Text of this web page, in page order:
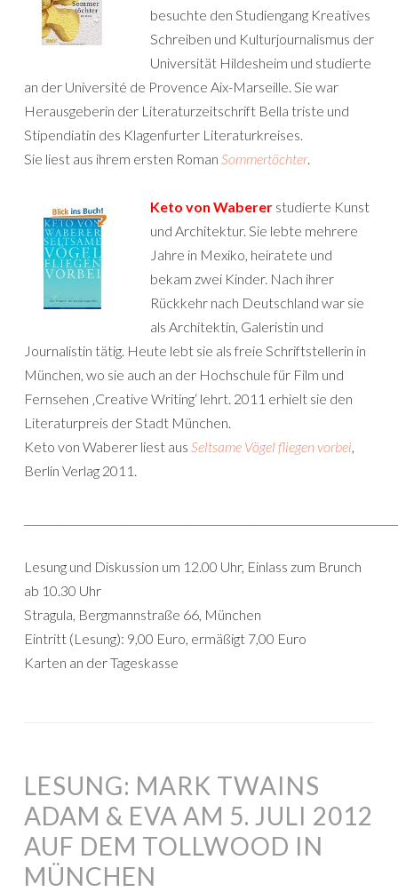
besuchte den Studiengang Kreatives
Schreiben und Kulturjournalismus der
Universität Hildesheim und studierte
an der Université de Provence Aix-Marseille. Sie war
Herausgeberin der Literaturzeitschrift Bella triste und
Stipendiatin des Klagenfurter Literaturkreises.
Sie liest aus ihrem ersten Roman Sommertöchter.
Keto von Waberer studierte Kunst
und Architektur. Sie lebte mehrere
Jahre in Mexiko, heiratete und
bekam zwei Kinder. Nach ihrer
Rückkehr nach Deutschland war sie
als Architektin, Galeristin und
Journalistin tätig. Heute lebt sie als freie Schriftstellerin in
München, wo sie auch an der Hochschule für Film und
Fernsehen ‚Creative Writing‘ lehrt. 2011 erhielt sie den
Literaturpreis der Stadt München.
Keto von Waberer liest aus Seltsame Vögel fliegen vorbei,
Berlin Verlag 2011.
Lesung und Diskussion um 12.00 Uhr, Einlass zum Brunch
ab 10.30 Uhr
Stragula, Bergmannstraße 66, München
Eintritt (Lesung): 9,00 Euro, ermäßigt 7,00 Euro
Karten an der Tageskasse
LESUNG: MARK TWAINS
ADAM & EVA AM 5. JULI 2012
AUF DEM TOLLWOOD IN
MÜNCHEN